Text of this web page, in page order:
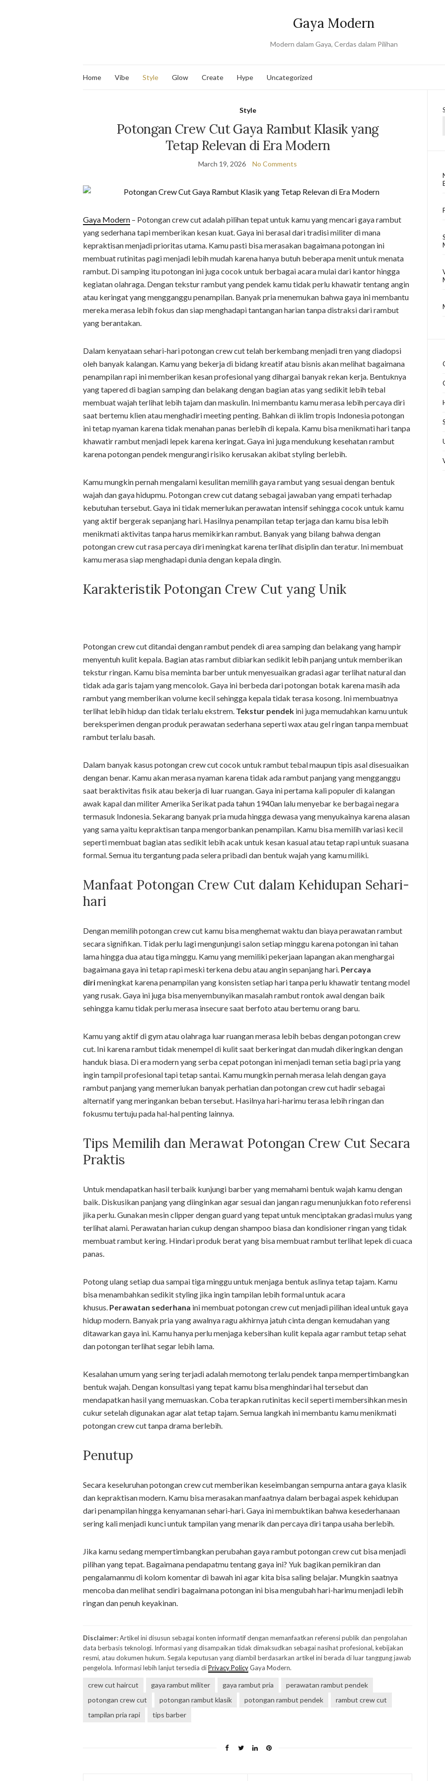
Gaya Modern
Modern dalam Gaya, Cerdas dalam Pilihan
Home Vibe Style Glow Create Hype Uncategorized
Style
Potongan Crew Cut Gaya Rambut Klasik yang
Tetap Relevan di Era Modern
March 19, 2026 No Comments
Gaya Modern – Potongan crew cut adalah pilihan tepat untuk kamu yang mencari gaya rambut
yang sederhana tapi memberikan kesan kuat. Gaya ini berasal dari tradisi militer di mana
kepraktisan menjadi prioritas utama. Kamu pasti bisa merasakan bagaimana potongan ini
membuat rutinitas pagi menjadi lebih mudah karena hanya butuh beberapa menit untuk menata
rambut. Di samping itu potongan ini juga cocok untuk berbagai acara mulai dari kantor hingga
kegiatan olahraga. Dengan tekstur rambut yang pendek kamu tidak perlu khawatir tentang angin
atau keringat yang mengganggu penampilan. Banyak pria menemukan bahwa gaya ini membantu
mereka merasa lebih fokus dan siap menghadapi tantangan harian tanpa distraksi dari rambut
yang berantakan.
Dalam kenyataan sehari-hari potongan crew cut telah berkembang menjadi tren yang diadopsi
oleh banyak kalangan. Kamu yang bekerja di bidang kreatif atau bisnis akan melihat bagaimana
penampilan rapi ini memberikan kesan profesional yang dihargai banyak rekan kerja. Bentuknya
yang tapered di bagian samping dan belakang dengan bagian atas yang sedikit lebih tebal
membuat wajah terlihat lebih tajam dan maskulin. Ini membantu kamu merasa lebih percaya diri
saat bertemu klien atau menghadiri meeting penting. Bahkan di iklim tropis Indonesia potongan
ini tetap nyaman karena tidak menahan panas berlebih di kepala. Kamu bisa menikmati hari tanpa
khawatir rambut menjadi lepek karena keringat. Gaya ini juga mendukung kesehatan rambut
karena potongan pendek mengurangi risiko kerusakan akibat styling berlebih.
Kamu mungkin pernah mengalami kesulitan memilih gaya rambut yang sesuai dengan bentuk
wajah dan gaya hidupmu. Potongan crew cut datang sebagai jawaban yang empati terhadap
kebutuhan tersebut. Gaya ini tidak memerlukan perawatan intensif sehingga cocok untuk kamu
yang aktif bergerak sepanjang hari. Hasilnya penampilan tetap terjaga dan kamu bisa lebih
menikmati aktivitas tanpa harus memikirkan rambut. Banyak yang bilang bahwa dengan
potongan crew cut rasa percaya diri meningkat karena terlihat disiplin dan teratur. Ini membuat
kamu merasa siap menghadapi dunia dengan kepala dingin.
Karakteristik Potongan Crew Cut yang Unik
Potongan crew cut ditandai dengan rambut pendek di area samping dan belakang yang hampir
menyentuh kulit kepala. Bagian atas rambut dibiarkan sedikit lebih panjang untuk memberikan
tekstur ringan. Kamu bisa meminta barber untuk menyesuaikan gradasi agar terlihat natural dan
tidak ada garis tajam yang mencolok. Gaya ini berbeda dari potongan botak karena masih ada
rambut yang memberikan volume kecil sehingga kepala tidak terasa kosong. Ini membuatnya
terlihat lebih hidup dan tidak terlalu ekstrem. Tekstur pendek ini juga memudahkan kamu untuk
bereksperimen dengan produk perawatan sederhana seperti wax atau gel ringan tanpa membuat
rambut terlalu basah.
Dalam banyak kasus potongan crew cut cocok untuk rambut tebal maupun tipis asal disesuaikan
dengan benar. Kamu akan merasa nyaman karena tidak ada rambut panjang yang mengganggu
saat beraktivitas fisik atau bekerja di luar ruangan. Gaya ini pertama kali populer di kalangan
awak kapal dan militer Amerika Serikat pada tahun 1940an lalu menyebar ke berbagai negara
termasuk Indonesia. Sekarang banyak pria muda hingga dewasa yang menyukainya karena alasan
yang sama yaitu kepraktisan tanpa mengorbankan penampilan. Kamu bisa memilih variasi kecil
seperti membuat bagian atas sedikit lebih acak untuk kesan kasual atau tetap rapi untuk suasana
formal. Semua itu tergantung pada selera pribadi dan bentuk wajah yang kamu miliki.
Manfaat Potongan Crew Cut dalam Kehidupan Sehari-
hari
Dengan memilih potongan crew cut kamu bisa menghemat waktu dan biaya perawatan rambut
secara signifikan. Tidak perlu lagi mengunjungi salon setiap minggu karena potongan ini tahan
lama hingga dua atau tiga minggu. Kamu yang memiliki pekerjaan lapangan akan menghargai
bagaimana gaya ini tetap rapi meski terkena debu atau angin sepanjang hari. Percaya
dirimeningkat karena penampilan yang konsisten setiap hari tanpa perlu khawatir tentang model
yang rusak. Gaya ini juga bisa menyembunyikan masalah rambut rontok awal dengan baik
sehingga kamu tidak perlu merasa insecure saat berfoto atau bertemu orang baru.
Kamu yang aktif di gym atau olahraga luar ruangan merasa lebih bebas dengan potongan crew
cut. Ini karena rambut tidak menempel di kulit saat berkeringat dan mudah dikeringkan dengan
handuk biasa. Di era modern yang serba cepat potongan ini menjadi teman setia bagi pria yang
ingin tampil profesional tapi tetap santai. Kamu mungkin pernah merasa lelah dengan gaya
rambut panjang yang memerlukan banyak perhatian dan potongan crew cut hadir sebagai
alternatif yang meringankan beban tersebut. Hasilnya hari-harimu terasa lebih ringan dan
fokusmu tertuju pada hal-hal penting lainnya.
Tips Memilih dan Merawat Potongan Crew Cut Secara
Praktis
Untuk mendapatkan hasil terbaik kunjungi barber yang memahami bentuk wajah kamu dengan
baik. Diskusikan panjang yang diinginkan agar sesuai dan jangan ragu menunjukkan foto referensi
jika perlu. Gunakan mesin clipper dengan guard yang tepat untuk menciptakan gradasi mulus yang
terlihat alami. Perawatan harian cukup dengan shampoo biasa dan kondisioner ringan yang tidak
membuat rambut kering. Hindari produk berat yang bisa membuat rambut terlihat lepek di cuaca
panas.
Potong ulang setiap dua sampai tiga minggu untuk menjaga bentuk aslinya tetap tajam. Kamu
bisa menambahkan sedikit styling jika ingin tampilan lebih formal untuk acara
khusus. Perawatan sederhana ini membuat potongan crew cut menjadi pilihan ideal untuk gaya
hidup modern. Banyak pria yang awalnya ragu akhirnya jatuh cinta dengan kemudahan yang
ditawarkan gaya ini. Kamu hanya perlu menjaga kebersihan kulit kepala agar rambut tetap sehat
dan potongan terlihat segar lebih lama.
Kesalahan umum yang sering terjadi adalah memotong terlalu pendek tanpa mempertimbangkan
bentuk wajah. Dengan konsultasi yang tepat kamu bisa menghindari hal tersebut dan
mendapatkan hasil yang memuaskan. Coba terapkan rutinitas kecil seperti membersihkan mesin
cukur setelah digunakan agar alat tetap tajam. Semua langkah ini membantu kamu menikmati
potongan crew cut tanpa drama berlebih.
Penutup
Secara keseluruhan potongan crew cut memberikan keseimbangan sempurna antara gaya klasik
dan kepraktisan modern. Kamu bisa merasakan manfaatnya dalam berbagai aspek kehidupan
dari penampilan hingga kenyamanan sehari-hari. Gaya ini membuktikan bahwa kesederhanaan
sering kali menjadi kunci untuk tampilan yang menarik dan percaya diri tanpa usaha berlebih.
Jika kamu sedang mempertimbangkan perubahan gaya rambut potongan crew cut bisa menjadi
pilihan yang tepat. Bagaimana pendapatmu tentang gaya ini? Yuk bagikan pemikiran dan
pengalamanmu di kolom komentar di bawah ini agar kita bisa saling belajar. Mungkin saatnya
mencoba dan melihat sendiri bagaimana potongan ini bisa mengubah hari-harimu menjadi lebih
ringan dan penuh keyakinan.
Disclaimer:Artikel ini disusun sebagai konten informatif dengan memanfaatkan referensi publik dan pengolahan
data berbasis teknologi. Informasi yang disampaikan tidak dimaksudkan sebagai nasihat profesional, kebijakan
resmi, atau dokumen hukum. Segala keputusan yang diambil berdasarkan artikel ini berada di luar tanggung jawab
pengelola. Informasi lebih lanjut tersedia diPrivacy PolicyGaya Modern.
crew cut haircut gaya rambut militer gaya rambut pria
perawatan rambut pendek
potongan crew cut
potongan rambut klasik potongan rambut pendek
rambut crew cut
tampilan pria rapi
tips barber